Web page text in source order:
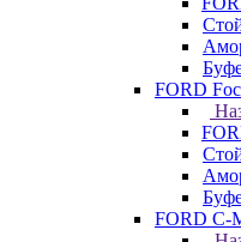
FORD
FORD С-